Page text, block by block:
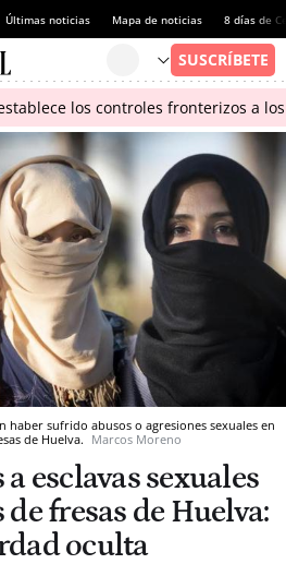
Últimas noticias Mapa de noticias 8 días de
los controles fronterizos a
haber sufrido abusos o agresiones sexuales en
de Huelva. Marcos Moreno
esclavas sexuales
fresas de Huelva:
oculta